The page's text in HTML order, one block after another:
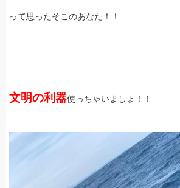
って思ったそこのあなた！！
文明の利器使っちゃいましょ！！